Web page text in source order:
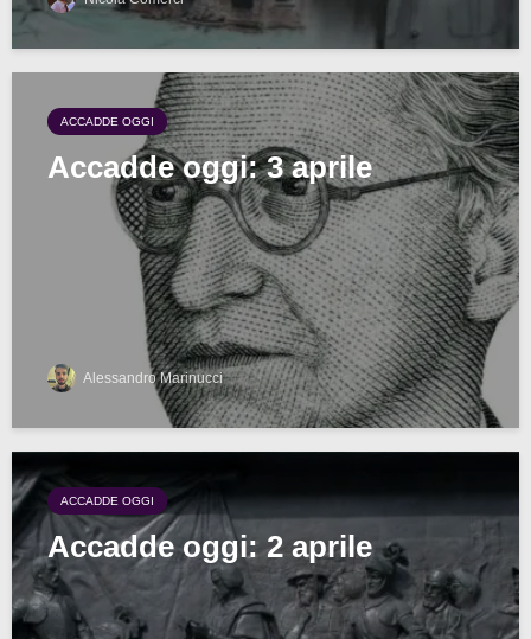
ACCADDE OGGI
Accadde oggi: 3 aprile
Alessandro Marinucci
ACCADDE OGGI
Accadde oggi: 2 aprile